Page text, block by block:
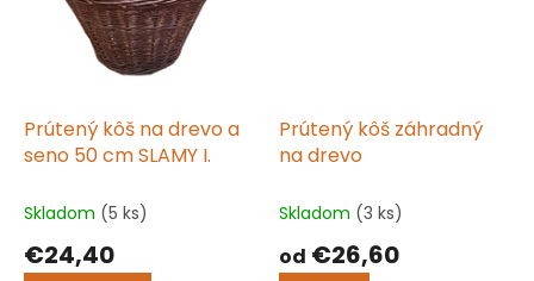
Prútený kôš na drevo a
seno 50 cm SLAMY I.
Skladom (5 ks)
€24,40
Prútený kôš záhradný
na drevo
Skladom (3 ks)
od €26,60